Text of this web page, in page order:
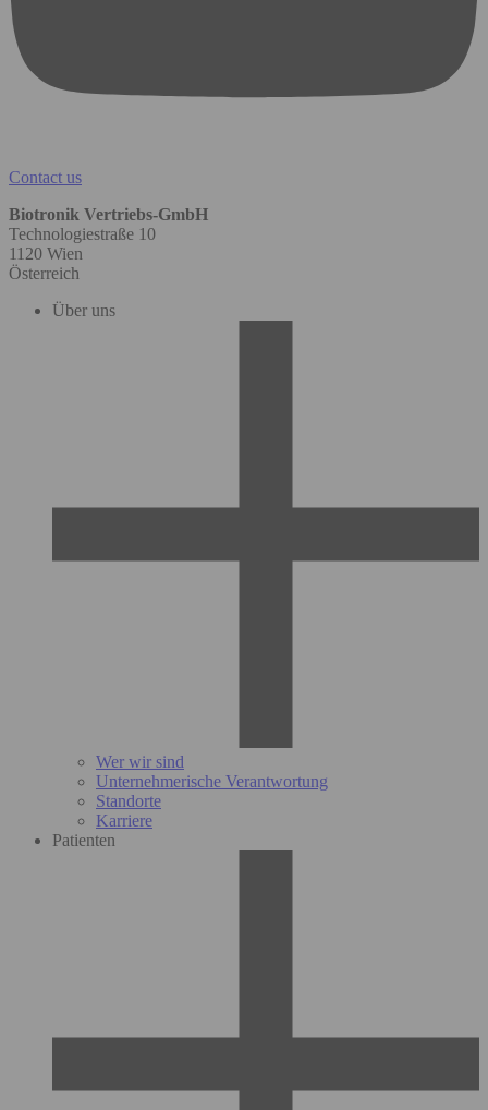
Contact us
Biotronik Vertriebs-GmbH
Technologiestraße 10
1120 Wien
Österreich
Über uns
Wer wir sind
Unternehmerische Verantwortung
Standorte
Karriere
Patienten